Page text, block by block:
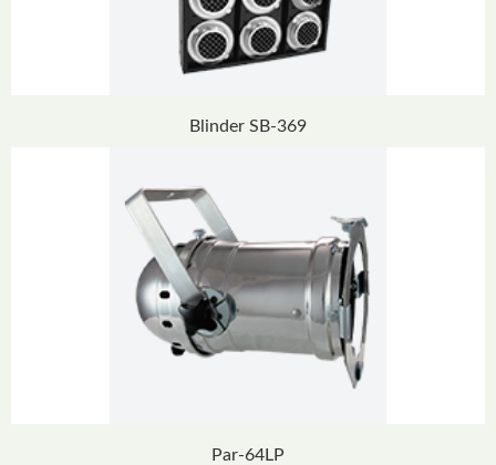
Blinder SB-369
Par-64LP